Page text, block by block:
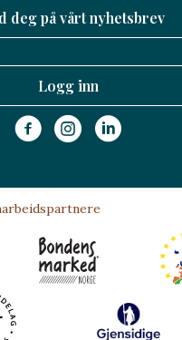
deg på vårt nyhetsbrev
Logg inn